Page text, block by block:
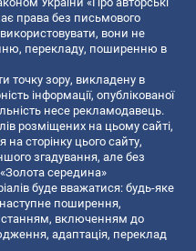
права без письмового
вони не
перекладу, поширенню в
точку зору, викладену в
інформації, опублікованої
несе рекламодавець.
розміщених на цьому сайті,
сторінку цього сайту,
згадування, але без
середина»
буде вважатися: будь-яке
поширення,
включенням до
адаптація, переклад